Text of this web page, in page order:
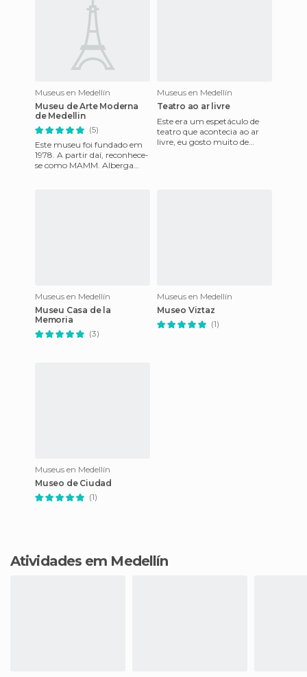
Museus en Medellín
Museu de Arte Moderna
de Medellin
(5)
Este museu foi fundado em
1978. A partir daí, reconhece-
se como MAMM. Alberga
Museus en Medellín
Teatro ao ar livre
Este era um espetáculo de
teatro que acontecia ao ar
livre, eu gosto muito de
Museus en Medellín
Museu Casa de la
Memoria
(3)
Museus en Medellín
Museo Viztaz
(1)
Museus en Medellín
Museo de Ciudad
(1)
Atividades em Medellín